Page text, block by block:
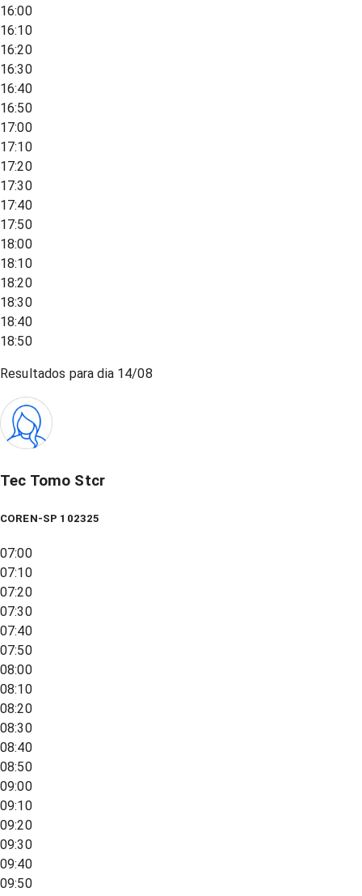
16:00
16:10
16:20
16:30
16:40
16:50
17:00
17:10
17:20
17:30
17:40
17:50
18:00
18:10
18:20
18:30
18:40
18:50
Resultados para dia 14/08
Tec Tomo Stcr
COREN-SP 102325
07:00
07:10
07:20
07:30
07:40
07:50
08:00
08:10
08:20
08:30
08:40
08:50
09:00
09:10
09:20
09:30
09:40
09:50